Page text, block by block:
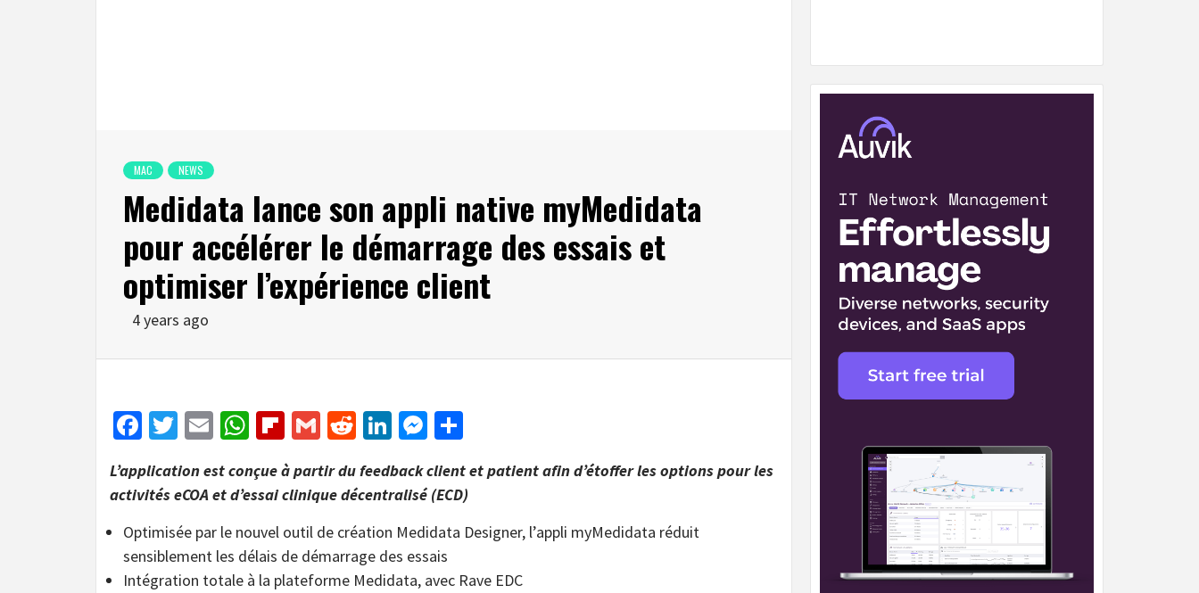
MAC NEWS
Medidata lance son appli native myMedidata
pour accélérer le démarrage des essais et
optimiser l’expérience client
4 years ago
Facebook
Twitter
EmailWhatsApp
Flipboard
GmailRedditLinkedIn
Messenger
L’application est conçue à partir du feedback client et patient afin d’étoffer les options pour les
activités eCOA et d’essai clinique décentralisé (ECD)
Optimisée par le nouvel outil de création Medidata Designer, l’appli myMedidata réduit
sensiblement les délais de démarrage des essais
Intégration totale à la plateforme Medidata, avec Rave EDC